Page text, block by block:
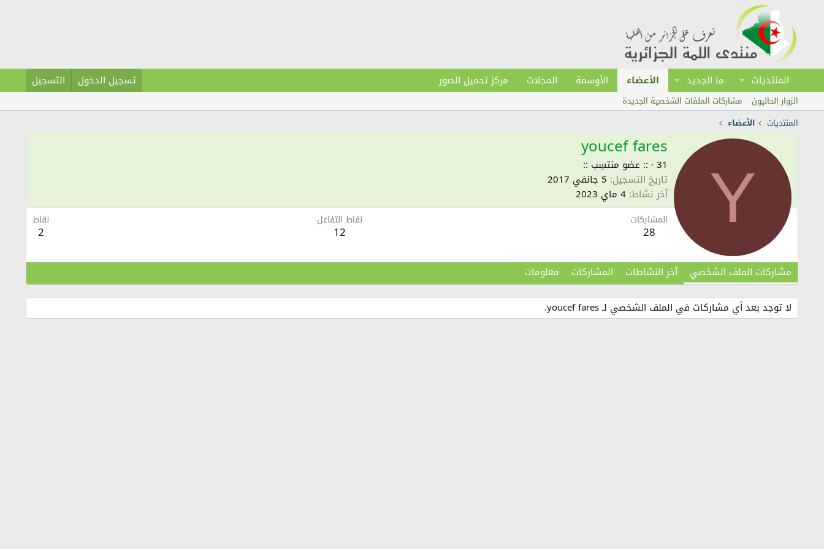
المنتديات ما الجديد الأعضاء الأوسمة المجلات مركز تحميل الصور تسجيل الدخول التسجيل
الزوار الحاليون
مشاركات الملفات الشخصية الجديدة
المنتديات
الأعضاء
Y
youcef fares
:: عضو منتسِب :: · 31
تاريخ التسجيل 5 جانفي 2017
آخر نشاط 4 ماي 2023
المشاركات
28
نقاط التفاعل
12
نقاط
2
مشاركات الملف الشخصي آخر النشاطات المشاركات معلومات
لا توجد بعد أي مشاركات في الملف الشخصي لـ youcef fares.